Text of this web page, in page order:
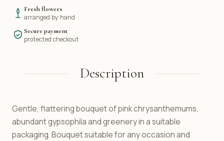
Fresh flowers
arranged by hand
Secure payment
protected checkout
Description
Gentle, flattering bouquet of pink chrysanthemums,
abundant gypsophila and greenery in a suitable
packaging. Bouquet suitable for any occasion and